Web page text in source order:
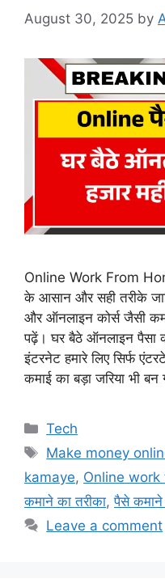
August 30, 2025 by
Online Work From
के आसान और सही तरीके
और ऑनलाइन कोर्स जैसी
पढ़ें। घर बैठे ऑनलाइन पैसा
इंटरनेट हमारे लिए सिर्फ
कमाई का बड़ा जरिया भी बन
Categories
Tech
Tags
Make money
kamaye, Online work
कमाने का तरीका,पैसे कमाने
Leave a comment